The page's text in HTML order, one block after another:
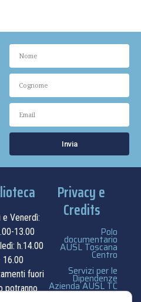
Invia
e Venerdì:
13.00
h.14.00
16.00
fuori
potranno
Privacy e
Credits
Polo
documentario
AUSL Toscana
Centro
Servizi per le
Dipendenze
Azienda AUSL TC